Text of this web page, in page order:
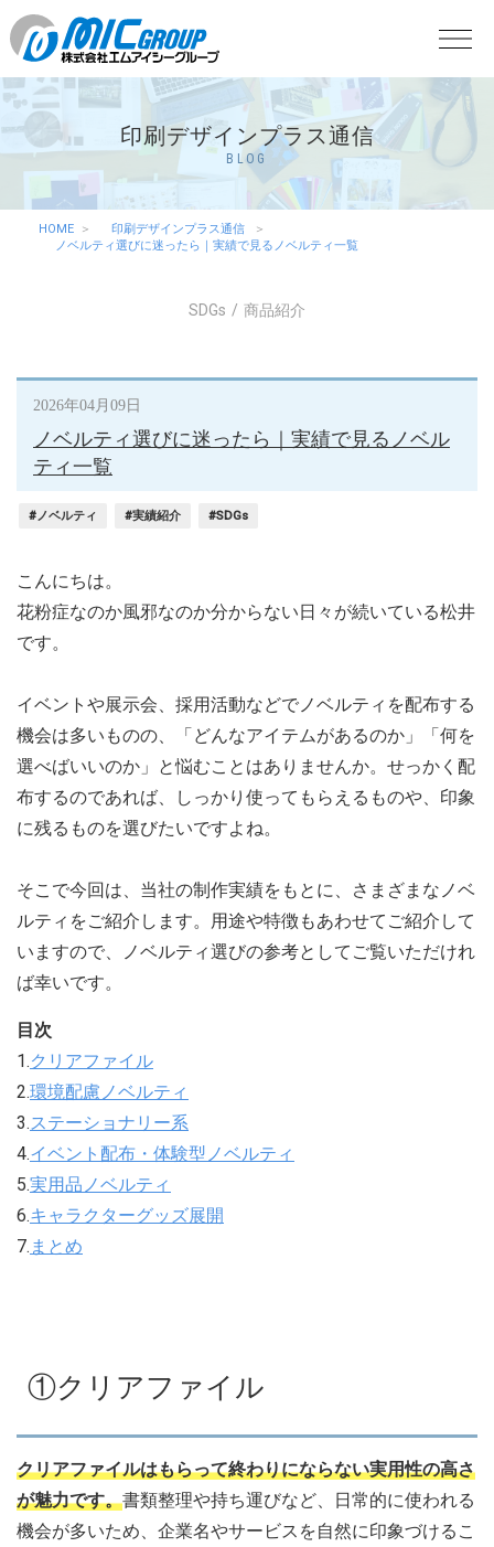
印刷デザインプラス通信
BLOG
HOME
印刷デザインプラス通信
ノベルティ選びに迷ったら｜実績で見るノベルティ一覧
SDGs 商品紹介
2026年04月09日
ノベルティ選びに迷ったら｜実績で見るノベル
ティ一覧
#ノベルティ #実績紹介 #SDGs
こんにちは。
花粉症なのか風邪なのか分からない日々が続いている松井
です。
イベントや展示会、採用活動などでノベルティを配布する
機会は多いものの、「どんなアイテムがあるのか」「何を
選べばいいのか」と悩むことはありませんか。せっかく配
布するのであれば、しっかり使ってもらえるものや、印象
に残るものを選びたいですよね。
そこで今回は、当社の制作実績をもとに、さまざまなノベ
ルティをご紹介します。用途や特徴もあわせてご紹介して
いますので、ノベルティ選びの参考としてご覧いただけれ
ば幸いです。
目次
1.クリアファイル
2.環境配慮ノベルティ
3.ステーショナリー系
4.イベント配布・体験型ノベルティ
5.実用品ノベルティ
6.キャラクターグッズ展開
7. まとめ
①クリアファイル
クリアファイルはもらって終わりにならない実用性の高さ
が魅力です。書類整理や持ち運びなど、日常的に使われる
機会が多いため、企業名やサービスを自然に印象づけるこ